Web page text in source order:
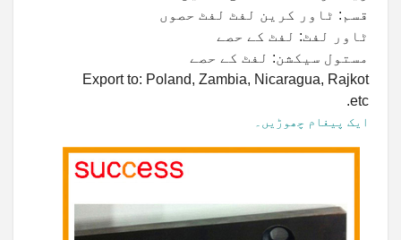
قسم: ٹاور کرین لفٹ لفٹ حصوں
ٹاور لفٹ: لفٹ کے حصے
مستول سیکشن: لفٹ کے حصے
Export to: Poland, Zambia, Nicaragua, Rajkot
etc.
ایک پیغام چھوڑیں۔